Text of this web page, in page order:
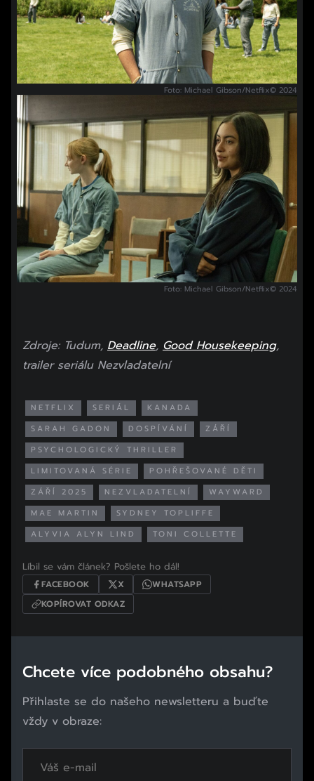
Foto: Michael Gibson/Netflix© 2024
Foto: Michael Gibson/Netflix© 2024
Zdroje: Tudum, Deadline, Good Housekeeping,
trailer seriálu Nezvladatelní
NETFLIX SERIÁL
KANADA
SARAH GADON
DOSPÍVÁNÍ
ZÁŘÍ
PSYCHOLOGICKÝ THRILLER
LIMITOVANÁ SÉRIE
POHŘEŠOVANÉ DĚTI
ZÁŘÍ 2025
NEZVLADATELNÍ
WAYWARD
MAE MARTIN
SYDNEY TOPLIFFE
ALYVIA ALYN LIND
TONI COLLETTE
Líbil se vám článek? Pošlete ho dál!
FACEBOOK X
WHATSAPP
KOPÍROVAT ODKAZ
Chcete více podobného obsahu?
Přihlaste se do našeho newsletteru a buďte
vždy v obraze: